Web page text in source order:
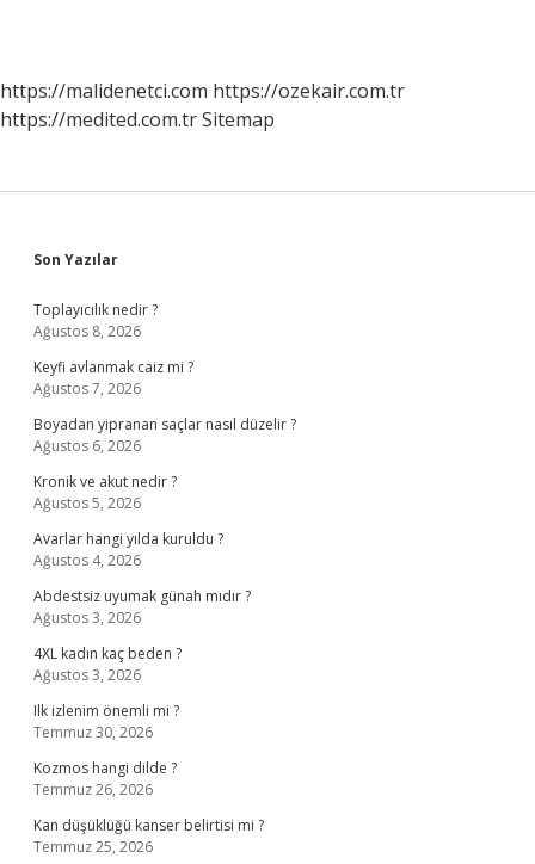
https://malidenetci.com https://ozekair.com.tr
https://medited.com.trSitemap
Sidebar
Son Yazılar
Toplayıcılık nedir ?
Ağustos 8, 2026
Keyfi avlanmak caiz mi ?
Ağustos 7, 2026
Boyadan yipranan saçlar nasıl düzelir ?
Ağustos 6, 2026
Kronik ve akut nedir ?
Ağustos 5, 2026
Avarlar hangi yılda kuruldu ?
Ağustos 4, 2026
Abdestsiz uyumak günah mıdır ?
Ağustos 3, 2026
4XL kadın kaç beden ?
Ağustos 3, 2026
Ilk izlenim önemli mi ?
Temmuz 30, 2026
Kozmos hangi dilde ?
Temmuz 26, 2026
Kan düşüklüğü kanser belirtisi mi ?
Temmuz 25, 2026